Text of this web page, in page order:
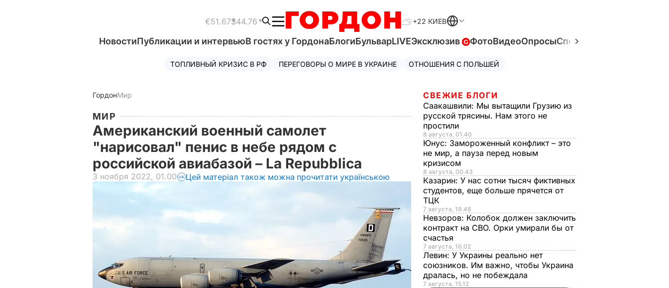
€51.67$44.76 +22 КИЕВ
НовостиПубликации и интервьюВ гостях у ГордонаБлогиБульварLIVEЭксклюзив ФотоВидеоОпросыСпецпроекты
ТОПЛИВНЫЙ КРИЗИС В РФ ПЕРЕГОВОРЫ О МИРЕ В УКРАИНЕ ОТНОШЕНИЯ С ПОЛЬШЕЙ
ГордонМир
МИР
Американский военный самолет
"нарисовал" пенис в небе рядом с
российской авиабазой – La Repubblica
3 ноября 2022, 01.00 Цей матеріал також можна прочитати українською
СВЕЖИЕ БЛОГИ
Саакашвили: Мы вытащили Грузию из
русской трясины. Нам этого не
простили
8 августа, 01.40
Юнус: Замороженный конфликт – это
не мир, а пауза перед новым
кризисом
8 августа, 00.43
Казарин: У нас сотни тысяч фиктивных
студентов, еще больше прячется от
ТЦК
7 августа, 19.48
Невзоров: Колобок должен заключить
контракт на СВО. Орки умирали бы от
счастья
7 августа, 16.02
Левин: У Украины реально нет
союзников. Им важно, чтобы Украина
дралась, но не побеждала
7 августа, 15.12